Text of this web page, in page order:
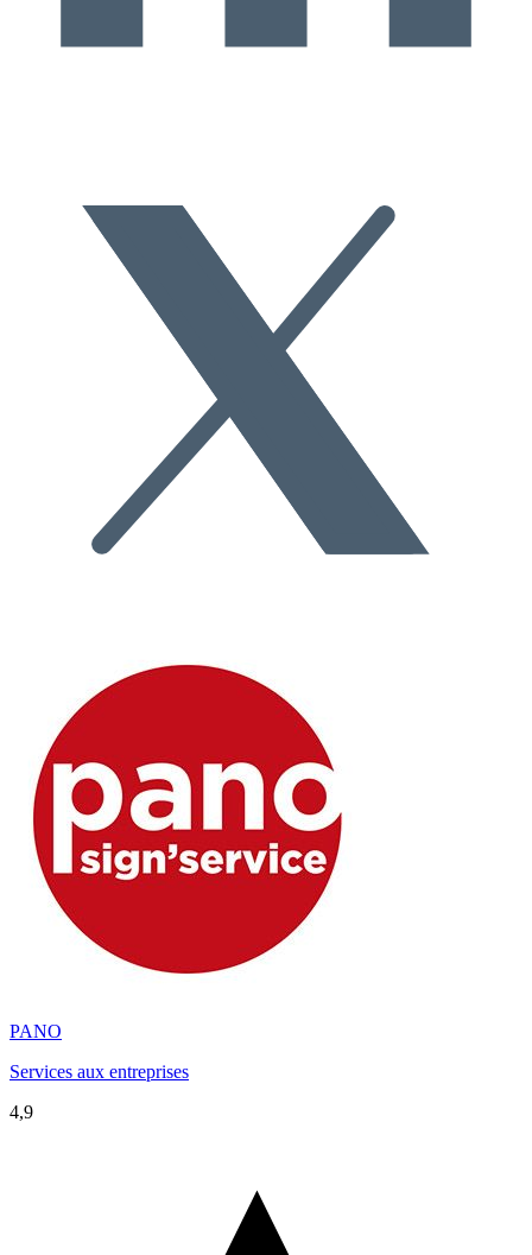
PANO
Services aux entreprises
4,9